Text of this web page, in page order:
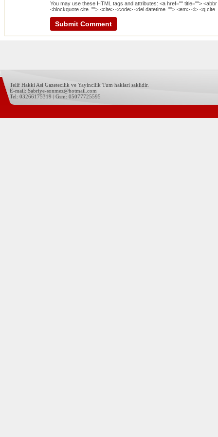
You may use these HTML tags and attributes: <a href="" title="">
<blockquote cite=""> <cite> <code> <del datetime=""> <em> <i> <q
Telif Hakki Asi Gazetecilik ve Yayincilik Tum haklari saklidir.
E-mail: Sabriye-sonmez@hotmail.com
Tel: 03266175319 | Gsm: 05077725595